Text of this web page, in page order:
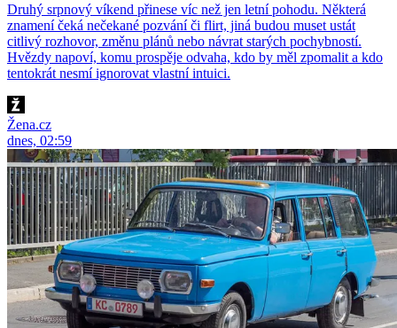
Druhý srpnový víkend přinese víc než jen letní pohodu. Některá
znamení čeká nečekané pozvání či flirt, jiná budou muset ustát
citlivý rozhovor, změnu plánů nebo návrat starých pochybností.
Hvězdy napoví, komu prospěje odvaha, kdo by měl zpomalit a kdo
tentokrát nesmí ignorovat vlastní intuici.
Žena.cz
dnes, 02:59